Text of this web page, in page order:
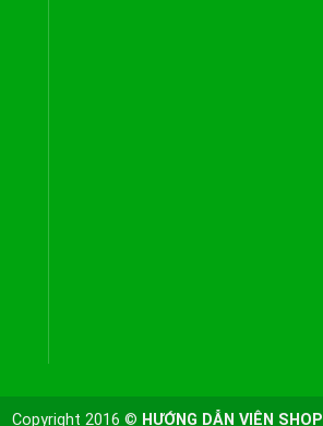
Copyright 2016 © HƯỚNG DẪN VIÊN SHOP